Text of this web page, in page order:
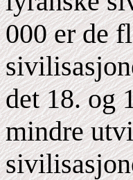
000 er de
det 18. og
mindre